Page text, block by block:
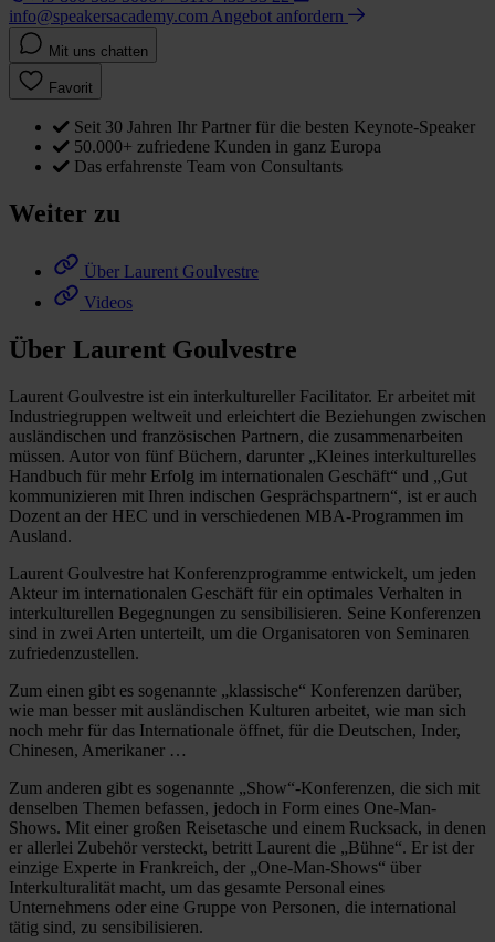
info@speakersacademy.com Angebot anfordern
Mit uns chatten
Favorit
Seit 30 Jahren Ihr Partner für die besten Keynote-Speaker
50.000+ zufriedene Kunden in ganz Europa
Das erfahrenste Team von Consultants
Weiter zu
Über Laurent Goulvestre
Videos
Über Laurent Goulvestre
Laurent Goulvestre ist ein interkultureller Facilitator. Er arbeitet mit
Industriegruppen weltweit und erleichtert die Beziehungen zwischen
ausländischen und französischen Partnern, die zusammenarbeiten
müssen. Autor von fünf Büchern, darunter „Kleines interkulturelles
Handbuch für mehr Erfolg im internationalen Geschäft“ und „Gut
kommunizieren mit Ihren indischen Gesprächspartnern“, ist er auch
Dozent an der HEC und in verschiedenen MBA-Programmen im
Ausland.
Laurent Goulvestre hat Konferenzprogramme entwickelt, um jeden
Akteur im internationalen Geschäft für ein optimales Verhalten in
interkulturellen Begegnungen zu sensibilisieren. Seine Konferenzen
sind in zwei Arten unterteilt, um die Organisatoren von Seminaren
zufriedenzustellen.
Zum einen gibt es sogenannte „klassische“ Konferenzen darüber,
wie man besser mit ausländischen Kulturen arbeitet, wie man sich
noch mehr für das Internationale öffnet, für die Deutschen, Inder,
Chinesen, Amerikaner …
Zum anderen gibt es sogenannte „Show“-Konferenzen, die sich mit
denselben Themen befassen, jedoch in Form eines One-Man-
Shows. Mit einer großen Reisetasche und einem Rucksack, in denen
er allerlei Zubehör versteckt, betritt Laurent die „Bühne“. Er ist der
einzige Experte in Frankreich, der „One-Man-Shows“ über
Interkulturalität macht, um das gesamte Personal eines
Unternehmens oder eine Gruppe von Personen, die international
tätig sind, zu sensibilisieren.